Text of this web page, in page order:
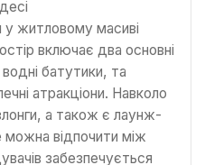
у житловому масиві
включає два основні
батутики, та
атракціони. Навколо
а також є лаунж-
відпочити між
забезпечується